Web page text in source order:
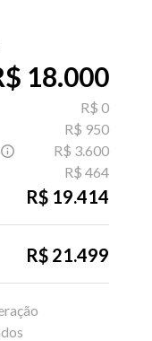
18.000
R$ 0
R$ 950
R$ 3.600
R$ 464
R$ 19.414
R$ 21.499